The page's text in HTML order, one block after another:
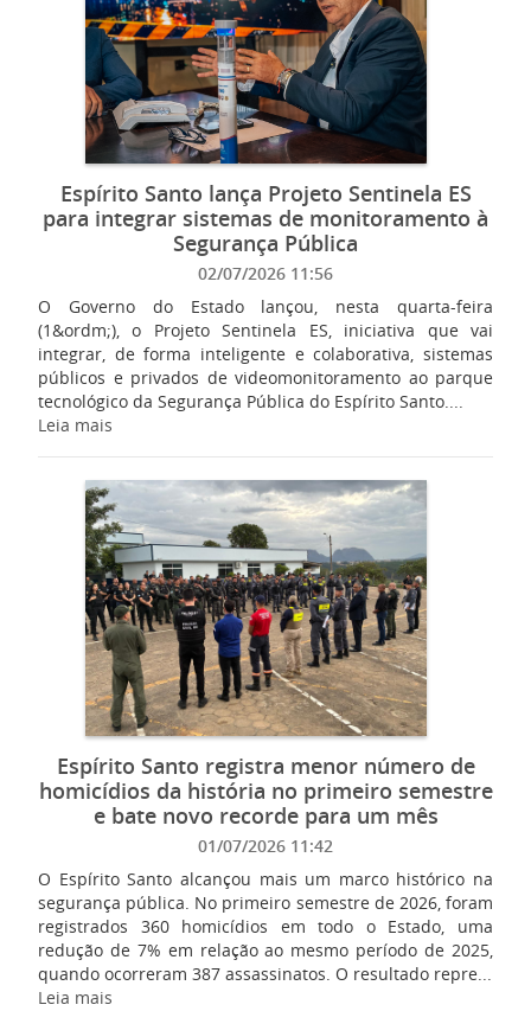
Espírito Santo lança Projeto Sentinela ES
para integrar sistemas de monitoramento à
Segurança Pública
02/07/2026 11:56
O Governo do Estado lançou, nesta quarta-feira
(1&ordm;), o Projeto Sentinela ES, iniciativa que vai
integrar, de forma inteligente e colaborativa, sistemas
públicos e privados de videomonitoramento ao parque
tecnológico da Segurança Pública do Espírito Santo....
Leia mais
Espírito Santo registra menor número de
homicídios da história no primeiro semestre
e bate novo recorde para um mês
01/07/2026 11:42
O Espírito Santo alcançou mais um marco histórico na
segurança pública. No primeiro semestre de 2026, foram
registrados 360 homicídios em todo o Estado, uma
redução de 7% em relação ao mesmo período de 2025,
quando ocorreram 387 assassinatos. O resultado repre...
Leia mais